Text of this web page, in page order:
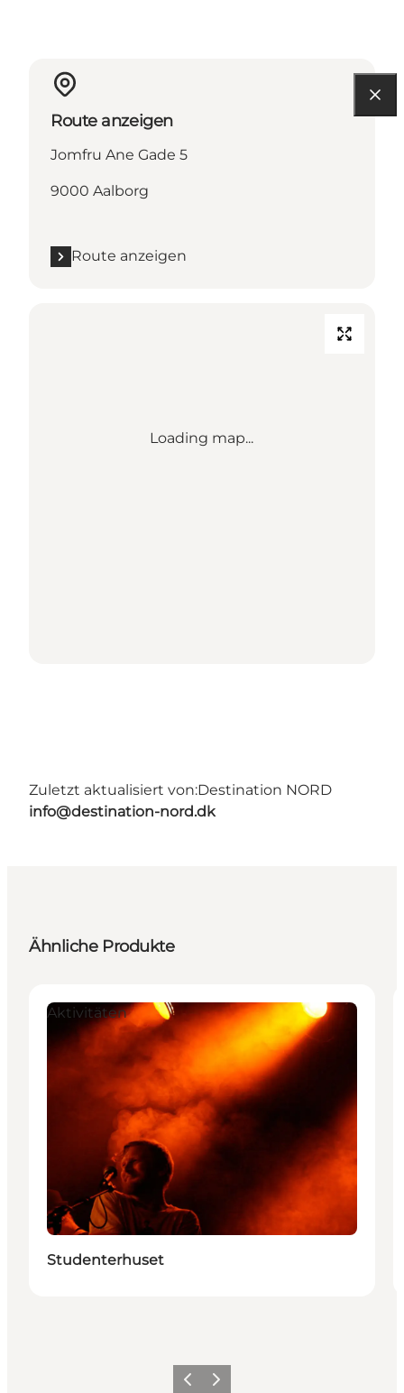
Route anzeigen
Jomfru Ane Gade 5
9000 Aalborg
Route anzeigen
Loading map...
Zuletzt aktualisiert von:Destination NORD
info@destination-nord.dk
Ähnliche Produkte
Aktivitäten
Studenterhuset
ZurückWeiter